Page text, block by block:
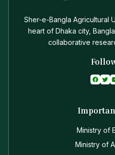
Sher-e-Bangla Agricultural
heart of Dhaka city,
collaborative
Ministry of
Ministry of